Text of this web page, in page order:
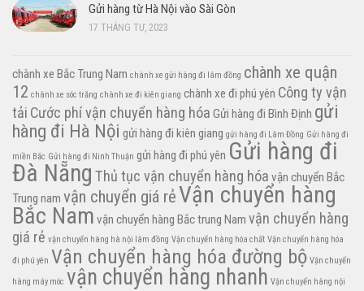
Gửi hàng từ Hà Nội vào Sài Gòn
17 THÁNG TƯ, 2023
chành xe Bắc Trung Nam chành xe gửi hàng đi lâm đồng chành xe quận
12 chành xe sóc trăng chành xe đi kiên giang chành xe đi phú yên Công ty vận
tải Cước phí vận chuyển hàng hóa Gửi hàng đi Bình Định gửi
hàng đi Hà Nội gửi hàng đi kiên giang gửi hàng đi Lâm Đồng Gửi hàng đi
miền Bắc Gửi hàng đi Ninh Thuận gửi hàng đi phú yên Gửi hàng đi
Đà Nẵng Thủ tục vận chuyển hàng hóa vận chuyển Bắc
Trung nam vận chuyển giá rẻVận chuyển hàng
Bắc Nam vận chuyển hàng Bắc trung Nam vận chuyển hàng
giá rẻ vận chuyển hàng hà nội lâm đồng Vận chuyển hàng hóa chất Vận chuyển hàng hóa
đi phú yên Vận chuyển hàng hóa đường bộ Vận chuyển
hàng máy móc vận chuyển hàng nhanh Vận chuyển hàng nội